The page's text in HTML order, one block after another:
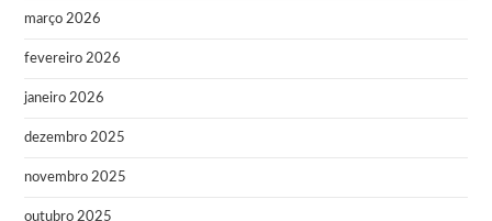
março 2026
fevereiro 2026
janeiro 2026
dezembro 2025
novembro 2025
outubro 2025